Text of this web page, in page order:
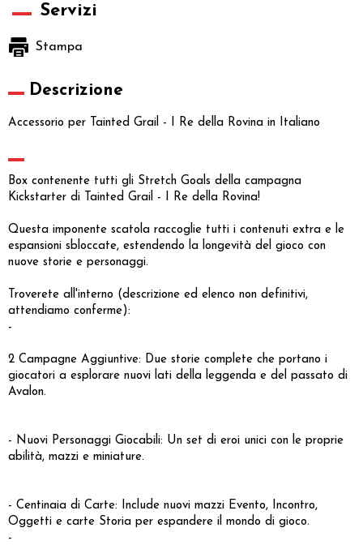
Servizi
Stampa
Descrizione
Accessorio per Tainted Grail - I Re della Rovina in Italiano
Box contenente tutti gli Stretch Goals della campagna
Kickstarter di Tainted Grail - I Re della Rovina!
Questa imponente scatola raccoglie tutti i contenuti extra e le
espansioni sbloccate, estendendo la longevità del gioco con
nuove storie e personaggi.
Troverete all'interno (descrizione ed elenco non definitivi,
attendiamo conferme):
-
2 Campagne Aggiuntive: Due storie complete che portano i
giocatori a esplorare nuovi lati della leggenda e del passato di
Avalon.
- Nuovi Personaggi Giocabili: Un set di eroi unici con le proprie
abilità, mazzi e miniature.
- Centinaia di Carte: Include nuovi mazzi Evento, Incontro,
Oggetti e carte Storia per espandere il mondo di gioco.
-